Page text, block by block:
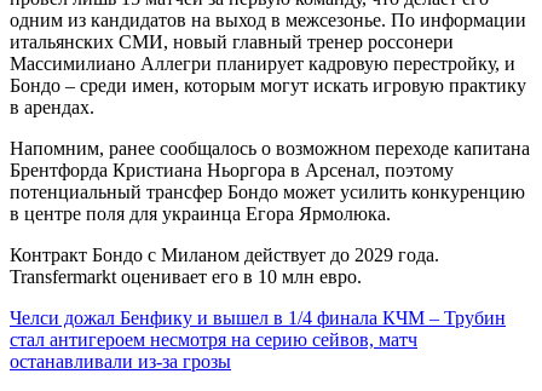
одним из кандидатов на выход в межсезонье. По информации
итальянских СМИ, новый главный тренер россонери
Массимилиано Аллегри планирует кадровую перестройку, и
Бондо – среди имен, которым могут искать игровую практику
в арендах.
Напомним, ранее сообщалось о возможном переходе капитана
Брентфорда Кристиана Ньоргора в Арсенал, поэтому
потенциальный трансфер Бондо может усилить конкуренцию
в центре поля для украинца Егора Ярмолюка.
Контракт Бондо с Миланом действует до 2029 года.
Transfermarkt оценивает его в 10 млн евро.
Челси дожал Бенфику и вышел в 1/4 финала КЧМ – Трубин
стал антигероем несмотря на серию сейвов, матч
останавливали из-за грозы